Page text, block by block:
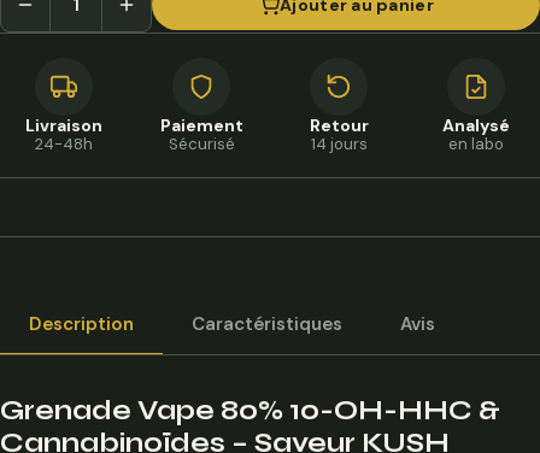
Ajouter au panier
Livraison
24-48h
Paiement
Sécurisé
Retour
14 jours
Analysé
en labo
Description Caractéristiques Avis
Grenade Vape 80% 10-OH-HHC &
Cannabinoïdes – Saveur KUSH